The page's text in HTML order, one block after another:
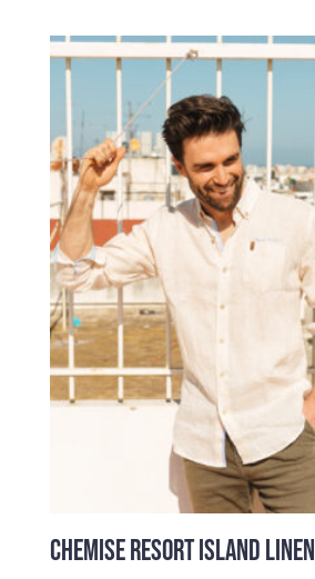
était :
95,00 €.
est :
49,00 €.
CHEMISE RESORT ISLAND LINEN